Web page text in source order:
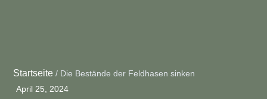
Startseite / Die Bestände der Feldhasen sinken
April 25, 2024